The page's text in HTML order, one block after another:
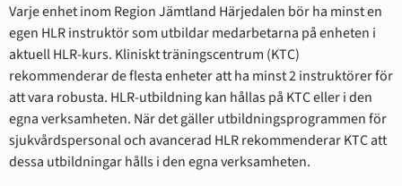
Varje enhet inom Region Jämtland Härjedalen bör ha minst en
egen HLR instruktör som utbildar medarbetarna på enheten i
aktuell HLR-kurs. Kliniskt träningscentrum (KTC)
rekommenderar de flesta enheter att ha minst 2 instruktörer för
att vara robusta. HLR-utbildning kan hållas på KTC eller i den
egna verksamheten. När det gäller utbildningsprogrammen för
sjukvårdspersonal och avancerad HLR rekommenderar KTC att
dessa utbildningar hålls i den egna verksamheten.